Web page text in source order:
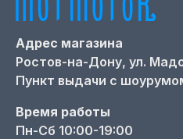
Адрес магазина
Ростов-на-Дону, ул.
Пункт выдачи с
Время работы
Пн-Сб 10:00-19:00